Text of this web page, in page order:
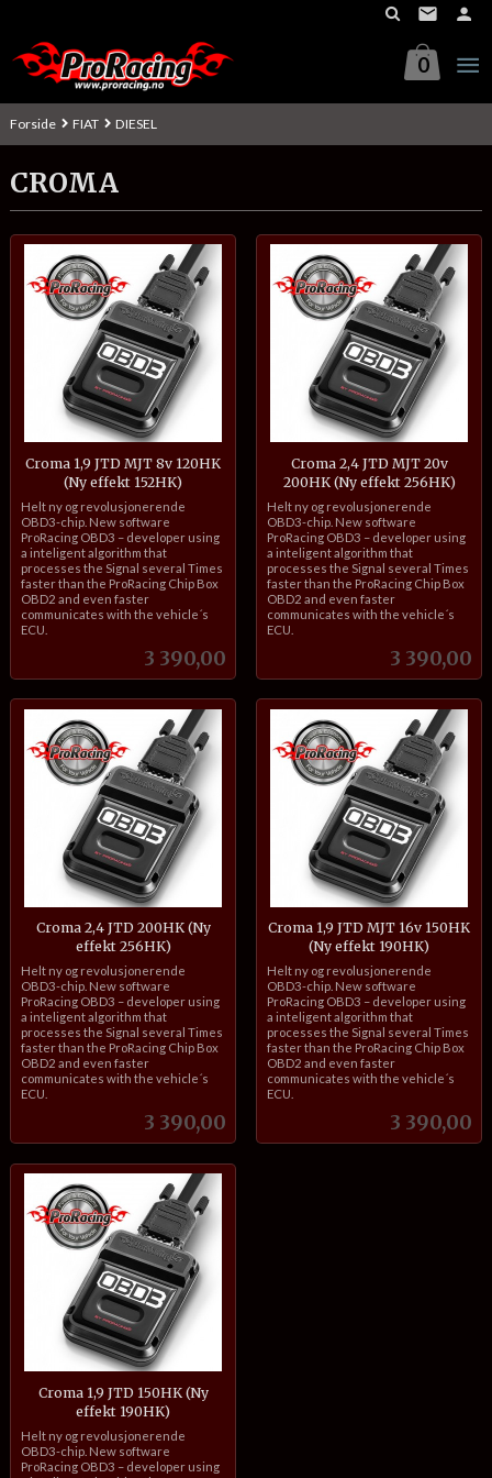
innholdet
0
Forside FIAT DIESEL
CROMA
Croma 1,9 JTD MJT 8v 120HK
(Ny effekt 152HK)
Pris
3 390,00
inkl.
mva.
Helt ny og revolusjonerende
OBD3-chip. New software
ProRacing OBD3 – developer using
a inteligent algorithm that
processes the Signal several Times
faster than the ProRacing Chip Box
OBD2 and even faster
communicates with the vehicle´s
ECU.
Croma 2,4 JTD MJT 20v
200HK (Ny effekt 256HK)
Pris
3 390,00
inkl.
mva.
Helt ny og revolusjonerende
OBD3-chip. New software
ProRacing OBD3 – developer using
a inteligent algorithm that
processes the Signal several Times
faster than the ProRacing Chip Box
OBD2 and even faster
communicates with the vehicle´s
ECU.
Croma 2,4 JTD 200HK (Ny
effekt 256HK)
Pris
3 390,00
inkl.
mva.
Helt ny og revolusjonerende
OBD3-chip. New software
ProRacing OBD3 – developer using
a inteligent algorithm that
processes the Signal several Times
faster than the ProRacing Chip Box
OBD2 and even faster
communicates with the vehicle´s
ECU.
Croma 1,9 JTD MJT 16v 150HK
(Ny effekt 190HK)
Pris
3 390,00
inkl.
mva.
Helt ny og revolusjonerende
OBD3-chip. New software
ProRacing OBD3 – developer using
a inteligent algorithm that
processes the Signal several Times
faster than the ProRacing Chip Box
OBD2 and even faster
communicates with the vehicle´s
ECU.
Croma 1,9 JTD 150HK (Ny
effekt 190HK)
inkl.
mva.
Helt ny og revolusjonerende
OBD3-chip. New software
ProRacing OBD3 – developer using